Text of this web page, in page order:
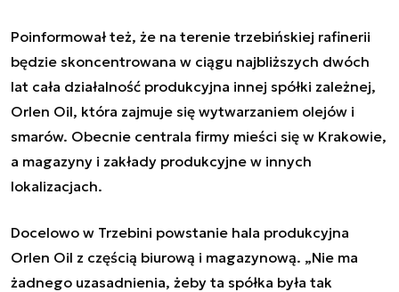
Poinformował też, że na terenie trzebińskiej rafinerii
będzie skoncentrowana w ciągu najbliższych dwóch
lat cała działalność produkcyjna innej spółki zależnej,
Orlen Oil, która zajmuje się wytwarzaniem olejów i
smarów. Obecnie centrala firmy mieści się w Krakowie,
a magazyny i zakłady produkcyjne w innych
lokalizacjach.
Docelowo w Trzebini powstanie hala produkcyjna
Orlen Oil z częścią biurową i magazynową. „Nie ma
żadnego uzasadnienia, żeby ta spółka była tak